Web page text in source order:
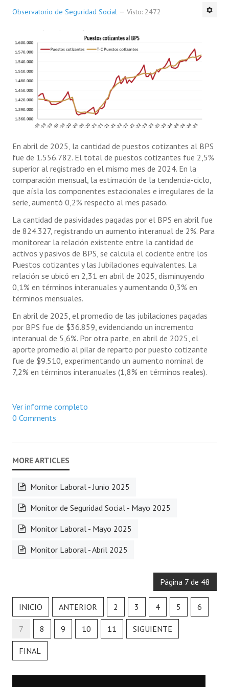
Observatorio de Seguridad Social Visto: 2472
En abril de 2025, la cantidad de puestos cotizantes al BPS
fue de 1.556.782. El total de puestos cotizantes fue 2,5%
superior al registrado en el mismo mes de 2024. En la
comparación mensual, la estimación de la tendencia-ciclo,
que aísla los componentes estacionales e irregulares de la
serie, aumentó 0,2% respecto al mes pasado.
La cantidad de pasividades pagadas por el BPS en abril fue
de 824.327, registrando un aumento interanual de 2%. Para
monitorear la relación existente entre la cantidad de
activos y pasivos de BPS, se calcula el cociente entre los
Puestos cotizantes y las Jubilaciones equivalentes. La
relación se ubicó en 2,31 en abril de 2025, disminuyendo
0,1% en términos interanuales y aumentando 0,3% en
términos mensuales.
En abril de 2025, el promedio de las jubilaciones pagadas
por BPS fue de $36.859, evidenciando un incremento
interanual de 5,6%. Por otra parte, en abril de 2025, el
aporte promedio al pilar de reparto por puesto cotizante
fue de $9.510, experimentando un aumento nominal de
7,2% en términos interanuales (1,8% en términos reales).
Ver informe completo
0 Comments
Monitor Laboral - Junio 2025
Monitor de Seguridad Social - Mayo 2025
Monitor Laboral - Mayo 2025
Monitor Laboral - Abril 2025
Página 7 de 48
INICIO ANTERIOR 2 3 4 5 6
7 8 9 10 11 SIGUIENTE
FINAL